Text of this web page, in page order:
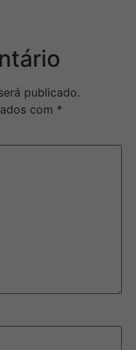
publicado.
com *